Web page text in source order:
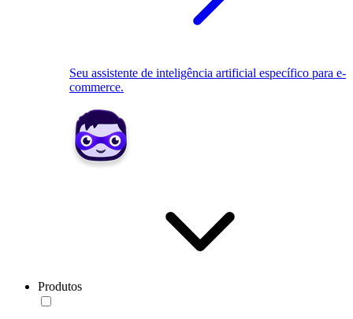
Seu assistente de inteligência artificial específico para e-
commerce.
Produtos